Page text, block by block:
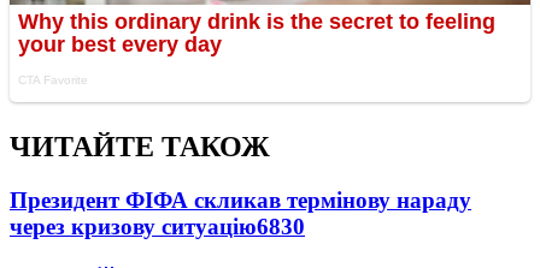
ЧИТАЙТЕ ТАКОЖ
Президент ФІФА скликав термінову нараду
через кризову ситуацію6830